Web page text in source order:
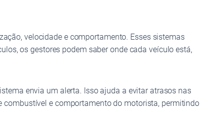
velocidade e comportamento. Esses sistemas
os gestores podem saber onde cada veículo está,
envia um alerta. Isso ajuda a evitar atrasos nas
combustível e comportamento do motorista, permitindo